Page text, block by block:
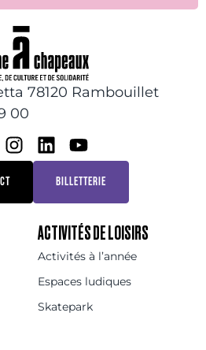
78120 Rambouillet
00
BILLETTERIE
ACTIVITÉS DE LOISIRS
Activités à l’année
Espaces ludiques
Skatepark